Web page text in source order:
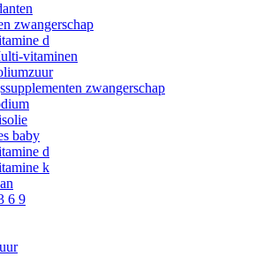
zwangerschap
d
vitaminen
zwangerschap
baby
d
k
6 9